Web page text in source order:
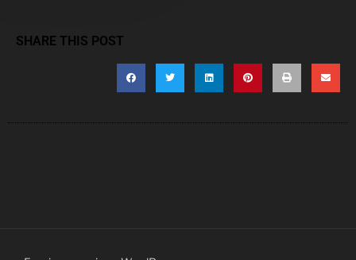
SHARE THIS POST